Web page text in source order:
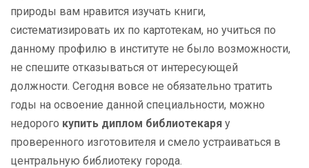
природы вам нравится изучать книги,
систематизировать их по картотекам, но учиться по
данному профилю в институте не было возможности,
не спешите отказываться от интересующей
должности. Сегодня вовсе не обязательно тратить
годы на освоение данной специальности, можно
недорого купить диплом библиотекаря у
проверенного изготовителя и смело устраиваться в
центральную библиотеку города.